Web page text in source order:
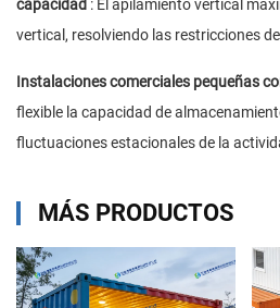
capacidad : El apilamiento vertical
vertical, resolviendo las restricciones
Instalaciones comerciales pequeñas
flexible la capacidad de
fluctuaciones estacionales de la
MÁS PRODUCTOS